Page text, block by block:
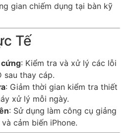
gian chiếm dụng tại bàn kỹ
Tế
cứng: Kiểm tra và xử lý các lỗi
sau thay cáp.
: Giảm thời gian kiểm tra thiết
xử lý mỗi ngày.
: Sử dụng làm công cụ giảng
cảm biến iPhone.